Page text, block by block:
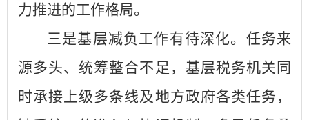
力推进的工作格局。
三是基层减负工作有待深化。任务来
源多头、统筹整合不足，基层税务机关同
时承接上级多条线及地方政府各类任务，